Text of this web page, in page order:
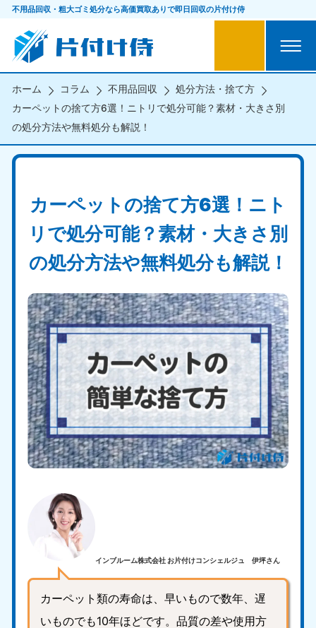
不用品回収・粗大ゴミ処分なら高価買取ありで即日回収の片付け侍
ホーム コラム 不用品回収
処分方法・捨て方
カーペットの捨て方6選！ニトリで処分可能？素材・大きさ別
の処分方法や無料処分も解説！
カーペットの捨て方6選！ニト
リで処分可能？素材・大きさ別
の処分方法や無料処分も解説！
インブルーム株式会社 お片付けコンシェルジュ 伊坪さん
カーペット類の寿命は、早いもので数年、遅
いものでも10年ほどです。品質の差や使用方